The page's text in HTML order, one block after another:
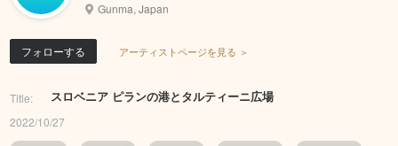
Gunma, Japan
フォローする アーティストページを見る ＞
Title: スロベニア ピランの港とタルティーニ広場
2022/10/27